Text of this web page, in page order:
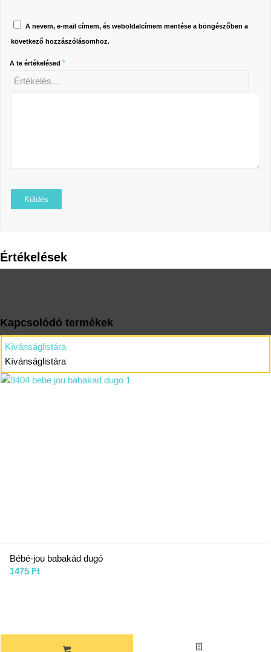
A nevem, e-mail címem, és weboldalcímem mentése a böngészőben a
következő hozzászólásomhoz.
A te értékelésed *
Értékelések
Kapcsolódó termékek
Kívánságlistára
Kívánságlistára
Bébé-jou babakád dugó
1475 Ft